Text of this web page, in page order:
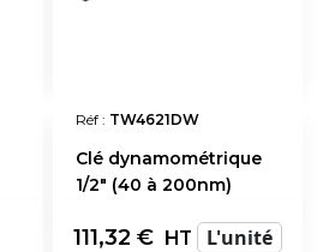
Réf : TW4621DW
Clé dynamométrique
1/2" (40 à 200nm)
111,32 € HT L'unité